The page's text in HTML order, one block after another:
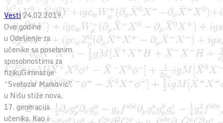
Vesti 24.02.2019.
Ove godine
u Odeljenje za
učenike sa posebnim
sposobnostima za
fizikuGimnazije
“Svetozar Marković”
u Nišu stiže nova,
17. generacija
učenika. Kao i